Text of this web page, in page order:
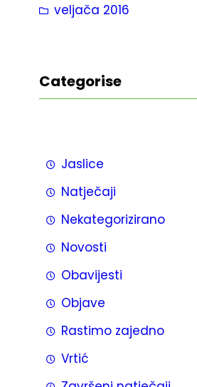
veljača 2016
Categorise
Jaslice
Natječaji
Nekategorizirano
Novosti
Obavijesti
Objave
Rastimo zajedno
Vrtić